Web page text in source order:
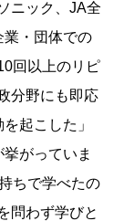
ニック、JA全
業・団体での
回以上のリピ
分野にも即応
起こした」
がっていま
ちで学べたの
問わず学びと